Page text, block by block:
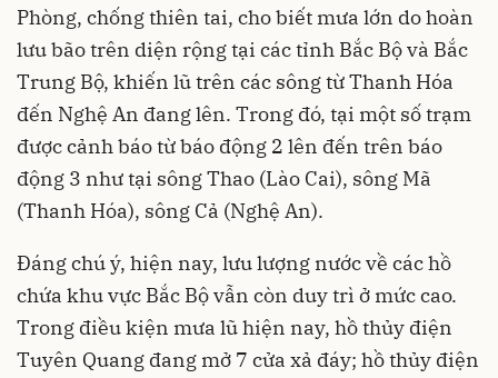
Phòng, chống thiên tai, cho biết mưa lớn do hoàn
lưu bão trên diện rộng tại các tỉnh Bắc Bộ và Bắc
Trung Bộ, khiến lũ trên các sông từ Thanh Hóa
đến Nghệ An đang lên. Trong đó, tại một số trạm
được cảnh báo từ báo động 2 lên đến trên báo
động 3 như tại sông Thao (Lào Cai), sông Mã
(Thanh Hóa), sông Cả (Nghệ An).
Đáng chú ý, hiện nay, lưu lượng nước về các hồ
chứa khu vực Bắc Bộ vẫn còn duy trì ở mức cao.
Trong điều kiện mưa lũ hiện nay, hồ thủy điện
Tuyên Quang đang mở 7 cửa xả đáy; hồ thủy điện